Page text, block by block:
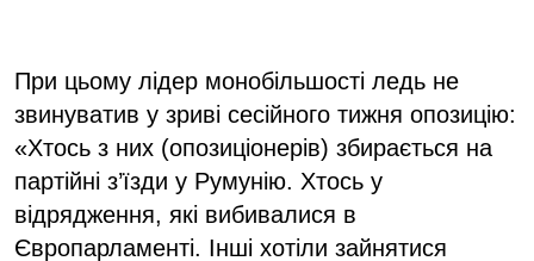
При цьому лідер монобільшості ледь не
звинуватив у зриві сесійного тижня опозицію:
«Хтось з них (опозиціонерів) збирається на
партійні з’їзди у Румунію. Хтось у
відрядження, які вибивалися в
Європарламенті. Інші хотіли зайнятися